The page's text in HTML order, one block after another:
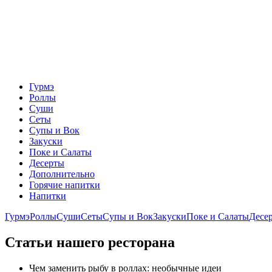
Гурмэ
Роллы
Суши
Сеты
Супы и Вок
Закуски
Поке и Салаты
Десерты
Дополнительно
Горячие напитки
Напитки
ГурмэРоллыСушиСетыСупы и ВокЗакускиПоке и Салаты
Статьи нашего ресторана
Чем заменить рыбу в роллах: необычные идеи